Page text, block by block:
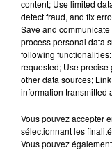
Musique
content; Use limited
detect fraud, and fix
Save and
process personal data
following
requested; Use
other data sources;
information transmitted
Vous pouvez accepter
sélectionnant les
Vous pouvez